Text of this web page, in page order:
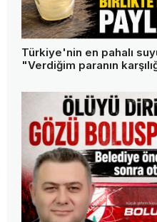
Türkiye'nin en pahalı
"Verdiğim paranın